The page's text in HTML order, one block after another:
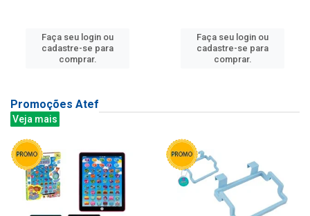
Faça seu login ou
cadastre-se para
comprar.
Faça seu login ou
cadastre-se para
comprar.
Promoções Atef
Veja mais